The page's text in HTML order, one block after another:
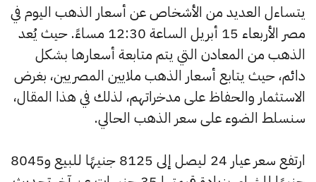
يتساءل العديد من الأشخاص عن أسعار الذهب اليوم في
مصر الأربعاء 15 أبريل الساعة 12:30 مساءً. حيث يُعد
الذهب من المعادن التي يتم متابعة أسعارها بشكل
دائم، حيث يتابع أسعار الذهب ملايين المصريين، بغرض
الاستثمار والحفاظ على مدخراتهم، لذلك في هذا المقال،
سنسلط الضوء على سعر الذهب الحالي.
ارتفع سعر عيار 24 ليصل إلى 8125 جنيهًا للبيع و8045